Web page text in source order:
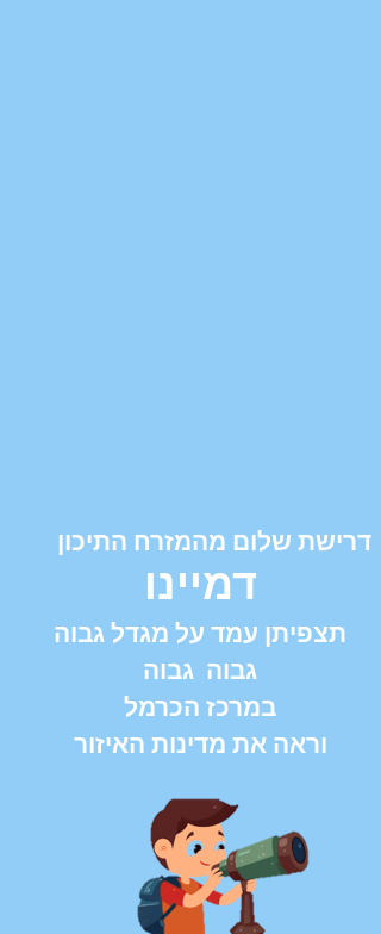
דרישת שלום מהמזרח התיכון
דמיינו
תצפיתן עמד על מגדל גבוה
גבוה גבוה
במרכז הכרמל
וראה את מדינות האיזור